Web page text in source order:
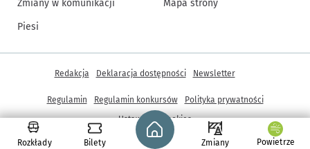
Rozkłady Bilety
Strona główna - wroclaw.pl
Zmiany Powietrze
Zmiany w komunikacji
Piesi
Mapa strony
© Copyright 2005-2026, ARAW S.A., Gmina Wrocław
Inne informacje
Redakcja Deklaracja dostępności Newsletter
Regulamin Regulamin konkursów
Polityka prywatności
Ustawienia cookies